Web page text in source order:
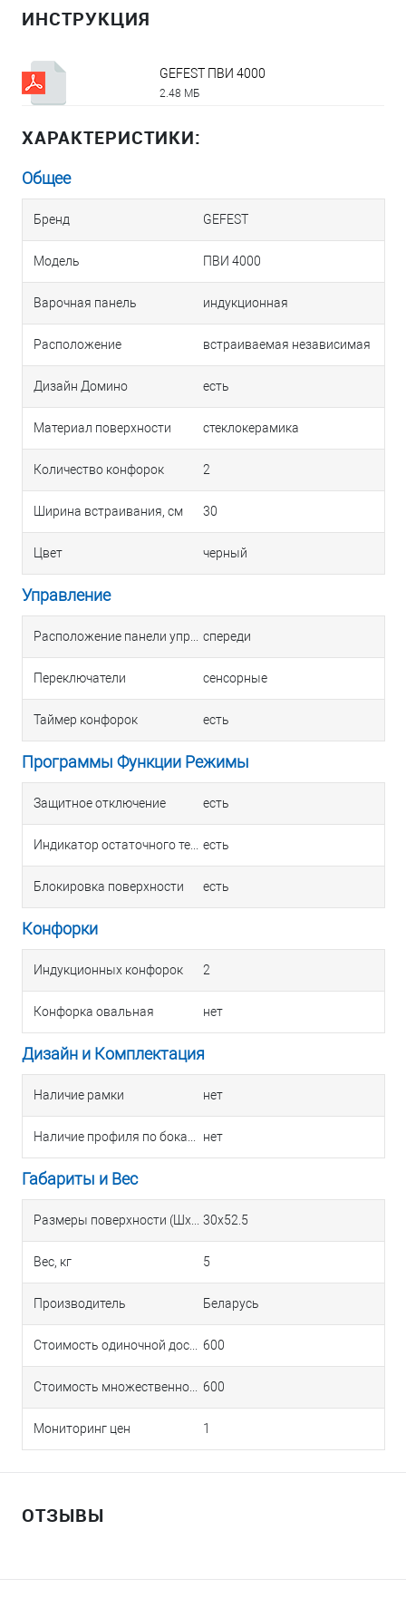
ИНСТРУКЦИЯ
GEFEST ПВИ 4000
2.48 МБ
ХАРАКТЕРИСТИКИ:
Общее
Бренд GEFEST
Модель ПВИ 4000
Варочная панель индукционная
Расположение встраиваемая независимая
Дизайн Домино есть
Материал поверхности стеклокерамика
Количество конфорок 2
Ширина встраивания, см 30
Цвет черный
Управление
спереди
Переключатели сенсорные
Таймер конфорок есть
Программы Функции Режимы
Защитное отключение есть
есть
Блокировка поверхности есть
Конфорки
Индукционных конфорок 2
Конфорка овальная нет
Дизайн и Комплектация
Наличие рамки нет
нет
Габариты и Вес
30х52.5
Вес, кг 5
Производитель Беларусь
600
600
Мониторинг цен 1
ОТЗЫВЫ